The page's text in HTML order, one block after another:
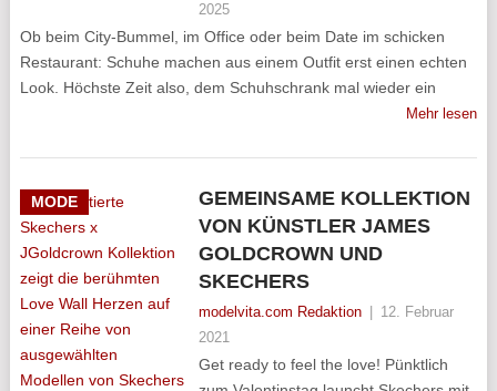
2025
Ob beim City-Bummel, im Office oder beim Date im schicken
Restaurant: Schuhe machen aus einem Outfit erst einen echten
Look. Höchste Zeit also, dem Schuhschrank mal wieder ein
Mehr lesen
MODE
GEMEINSAME KOLLEKTION
VON KÜNSTLER JAMES
GOLDCROWN UND
SKECHERS
modelvita.com Redaktion
12. Februar
2021
Get ready to feel the love! Pünktlich